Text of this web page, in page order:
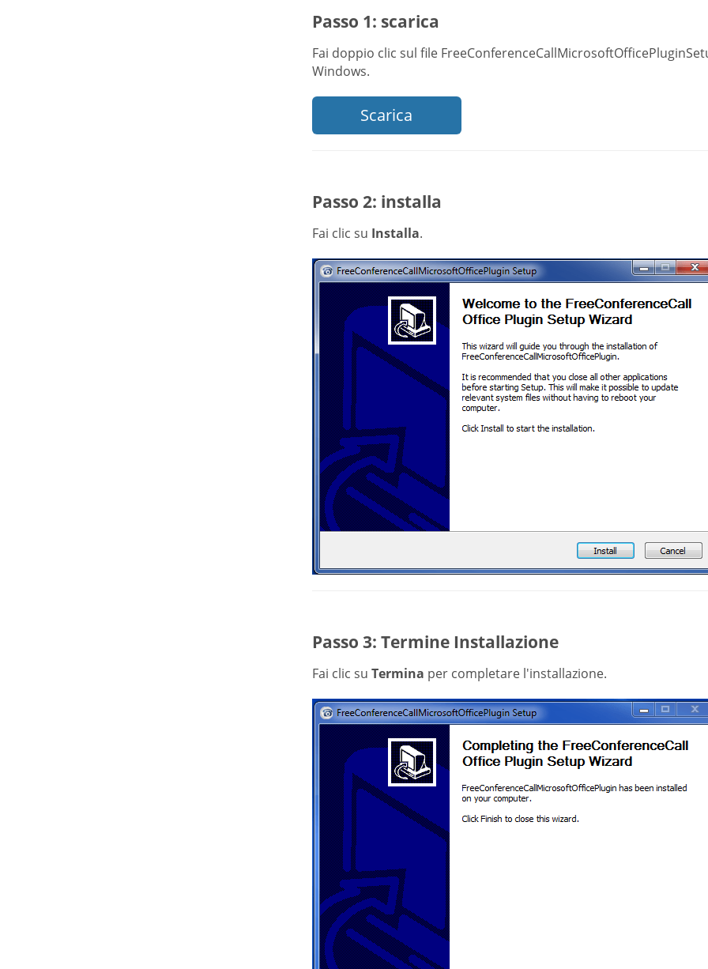
Passo 1: scarica
Fai doppio clic sul file
Windows.
Scarica
Passo 2: installa
Fai clic su Installa.
Passo 3: Termine Installazione
Fai clic su Termina per completare l'installazione.